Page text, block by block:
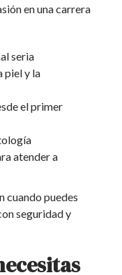
en una carrera
seria
piel y la
el primer
atender a
cuando puedes
seguridad y